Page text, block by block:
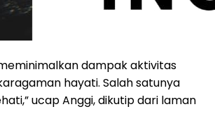
dampak aktivitas
hayati. Salah satunya
ucap Anggi, dikutip dari laman